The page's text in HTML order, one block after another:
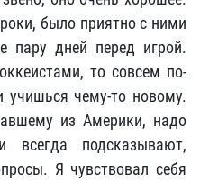
было приятно с ними
пару дней перед игрой.
то совсем по-
учишься чему-то новому.
из Америки, надо
подсказывают,
Я чувствовал себя